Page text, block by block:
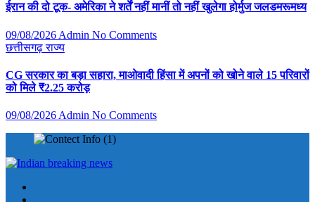
ईरान की दो टूक- अमेरिका ने शर्तें नहीं मानीं तो नहीं खुलेगा होर्मुज जलडमरूमध्य
09/08/2026 Admin No Comments
छत्तीसगढ़राज्य
CG सरकार का बड़ा सहारा, माओवादी हिंसा में अपनों को खोने वाले 15 परिवारों
को मिले ₹2.25 करोड़
09/08/2026 Admin No Comments